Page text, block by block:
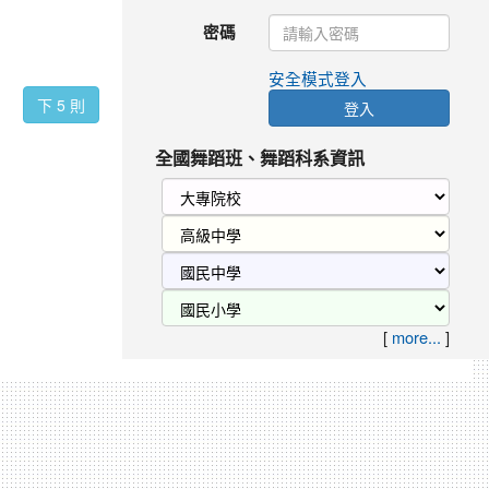
下 5 則
密碼
安全模式登入
登入
全國舞蹈班、舞蹈科系資訊
[ more... ]